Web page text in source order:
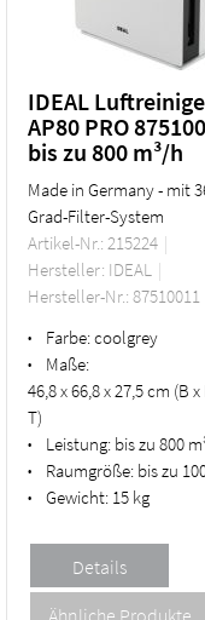
IDEAL
AP80 PRO
bis zu 800 m³/h
Made in Germany - mit
Grad-Filter-System
Artikel-Nr.: 215224
Hersteller: IDEAL
Hersteller-Nr.: 87510011
• Farbe:coolgrey
•
Maße:
46,8 x 66,8 x 27,5 cm (B x
T)
• Leistung: bis zu 800
• Raumgröße: bis zu
• Gewicht: 15 kg